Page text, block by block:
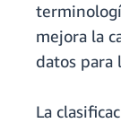
mejora la
datos para
La